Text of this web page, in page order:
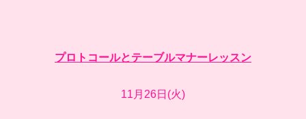
プロトコールとテーブルマナーレッスン
11月26日(火)